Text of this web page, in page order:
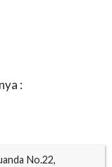
:
No.22,